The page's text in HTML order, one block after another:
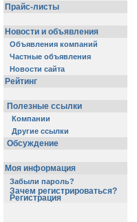
Прайс-листы
Новости и объявления
Объявления компаний
Частные объявления
Новости сайта
Рейтинг
Полезные ссылки
Компании
Другие ссылки
Обсуждение
Моя информация
Забыли пароль?
Зачем регистрироваться?
Регистрация